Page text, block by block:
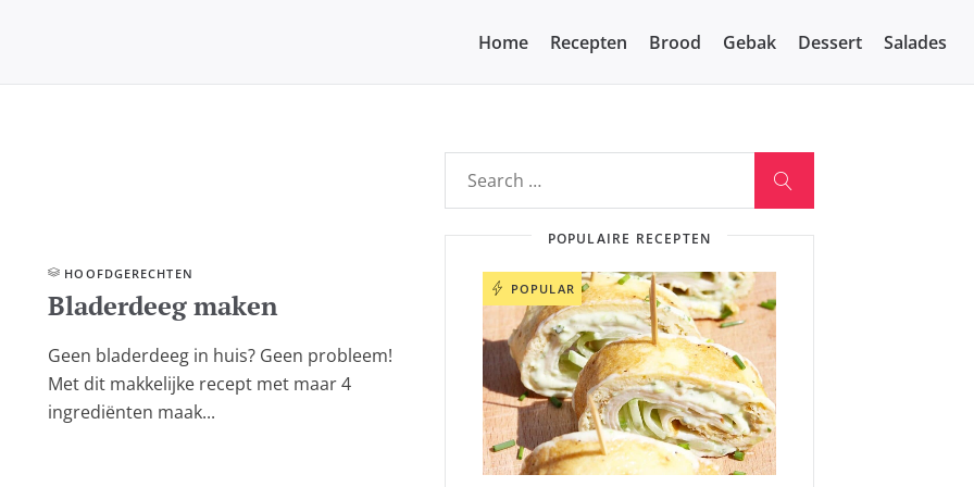
Home Recepten Brood Gebak Dessert Salades
HOOFD­GERECHTEN
Bladerdeeg maken
Geen bladerdeeg in huis? Geen probleem!
Met dit makkelijke recept met maar 4
ingrediënten maak...
POPULAIRE RECEPTEN
POPULAR